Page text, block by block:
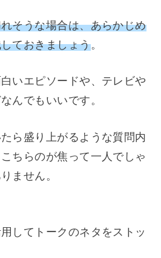
そうな場合は、あらかじめ
ておきましょう。
いエピソードや、テレビや
んでもいいです。
ら盛り上がるような質問内
ちらのが焦って一人でしゃ
ません。
してトークのネタをストッ